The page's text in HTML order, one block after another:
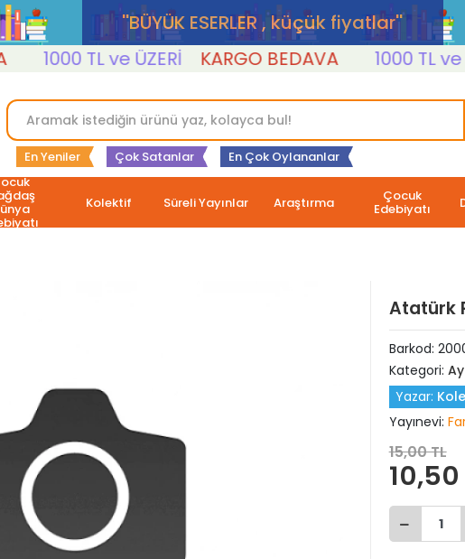
''BÜYÜK ESERLER , küçük fiyatlar''
1000 TL ve ÜZERİ KARGO BEDAVA 1000 TL ve
En Yeniler Çok Satanlar En Çok Oylananlar
Kolektif Süreli Yayınlar Araştırma Çocuk
Edebiyatı
Atatürk
Barkod:
Kategori:
Yazar:
Yayınevi:
15,00 TL
10,50